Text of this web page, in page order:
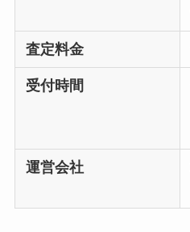
査定料金
受付時間
運営会社